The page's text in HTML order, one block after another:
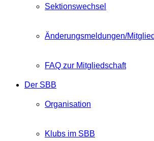
Sektionswechsel
Änderungsmeldungen/
FAQ zur Mitgliedschaft
Der SBB
Organisation
Klubs im SBB